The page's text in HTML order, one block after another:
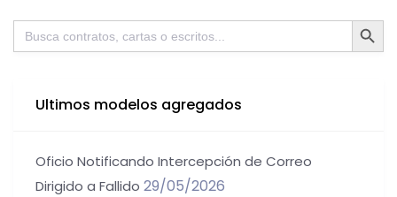
Buscar: Botón de
Ultimos modelos agregados
Oficio Notificando Intercepción de Correo
Dirigido a Fallido 29/05/2026